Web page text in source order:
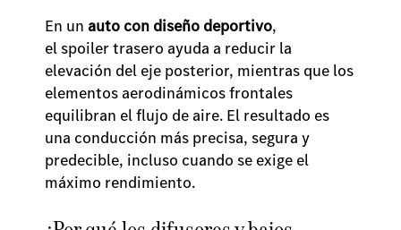
En un auto con diseño deportivo,
el spoiler trasero ayuda a reducir la
elevación del eje posterior, mientras que los
elementos aerodinámicos frontales
equilibran el flujo de aire. El resultado es
una conducción más precisa, segura y
predecible, incluso cuando se exige el
máximo rendimiento.